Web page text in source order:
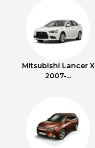
Mitsubishi Lancer X
2007-...